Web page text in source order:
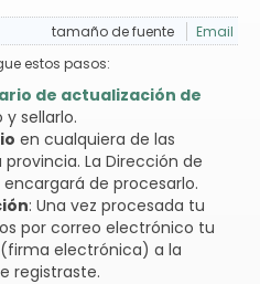
tamaño de fuente
Email
estos pasos:
de actualización de
y sellarlo.
en cualquiera de las
provincia. La Dirección de
encargará de procesarlo.
: Una vez procesada tu
por correo electrónico tu
electrónica) a la
registraste.